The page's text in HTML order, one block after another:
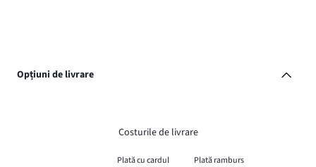
Opțiuni de livrare
Costurile de livrare
Plată cu cardul
Plată ramburs